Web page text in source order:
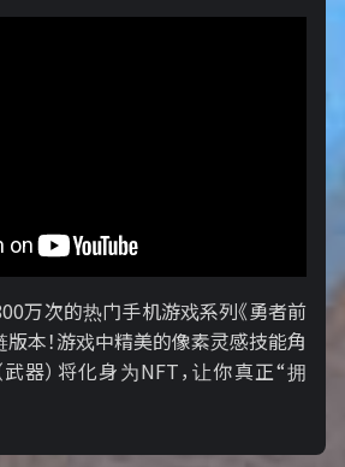
万次的热门手机游戏系列《勇者前
版本！游戏中精美的像素灵感技能角
武器）将化身为NFT，让你真正“拥